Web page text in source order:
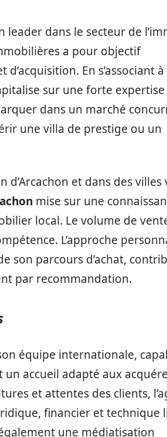
leader dans le secteur de
a pour objectif
En s’associant à
sur une forte
dans un marché
une villa de prestige ou un
d’Arcachon et dans des villes
mise sur une
local. Le volume de
L’approche
son parcours d’achat,
par recommandation.
équipe internationale,
accueil adapté aux
et attentes des clients,
financier et technique
une médiatisation